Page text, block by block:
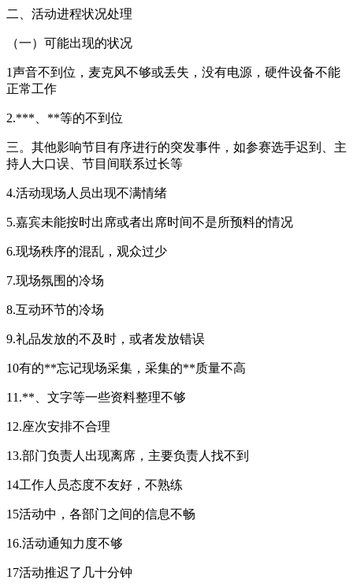
二、活动进程状况处理
（一）可能出现的状况
1声音不到位，麦克风不够或丢失，没有电源，硬件设备不能
正常工作
2.***、**等的不到位
三。其他影响节目有序进行的突发事件，如参赛选手迟到、主
持人大口误、节目间联系过长等
4.活动现场人员出现不满情绪
5.嘉宾未能按时出席或者出席时间不是所预料的情况
6.现场秩序的混乱，观众过少
7.现场氛围的冷场
8.互动环节的冷场
9.礼品发放的不及时，或者发放错误
10有的**忘记现场采集，采集的**质量不高
11.**、文字等一些资料整理不够
12.座次安排不合理
13.部门负责人出现离席，主要负责人找不到
14工作人员态度不友好，不熟练
15活动中，各部门之间的信息不畅
16.活动通知力度不够
17活动推迟了几十分钟